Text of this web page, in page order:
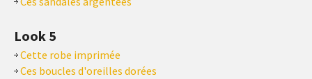
Look 5
Cette robe imprimée
Ces boucles d'oreilles dorées